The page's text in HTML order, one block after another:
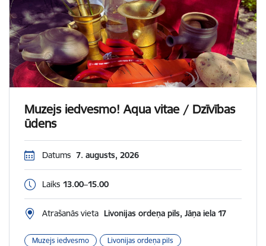
Muzejs iedvesmo! Aqua vitae / Dzīvības
ūdens
Datums 7. augusts, 2026
Laiks 13.00–15.00
Atrašanās vieta Livonijas ordeņa pils, Jāņa iela 17
Muzejs iedvesmo Livonijas ordeņa pils